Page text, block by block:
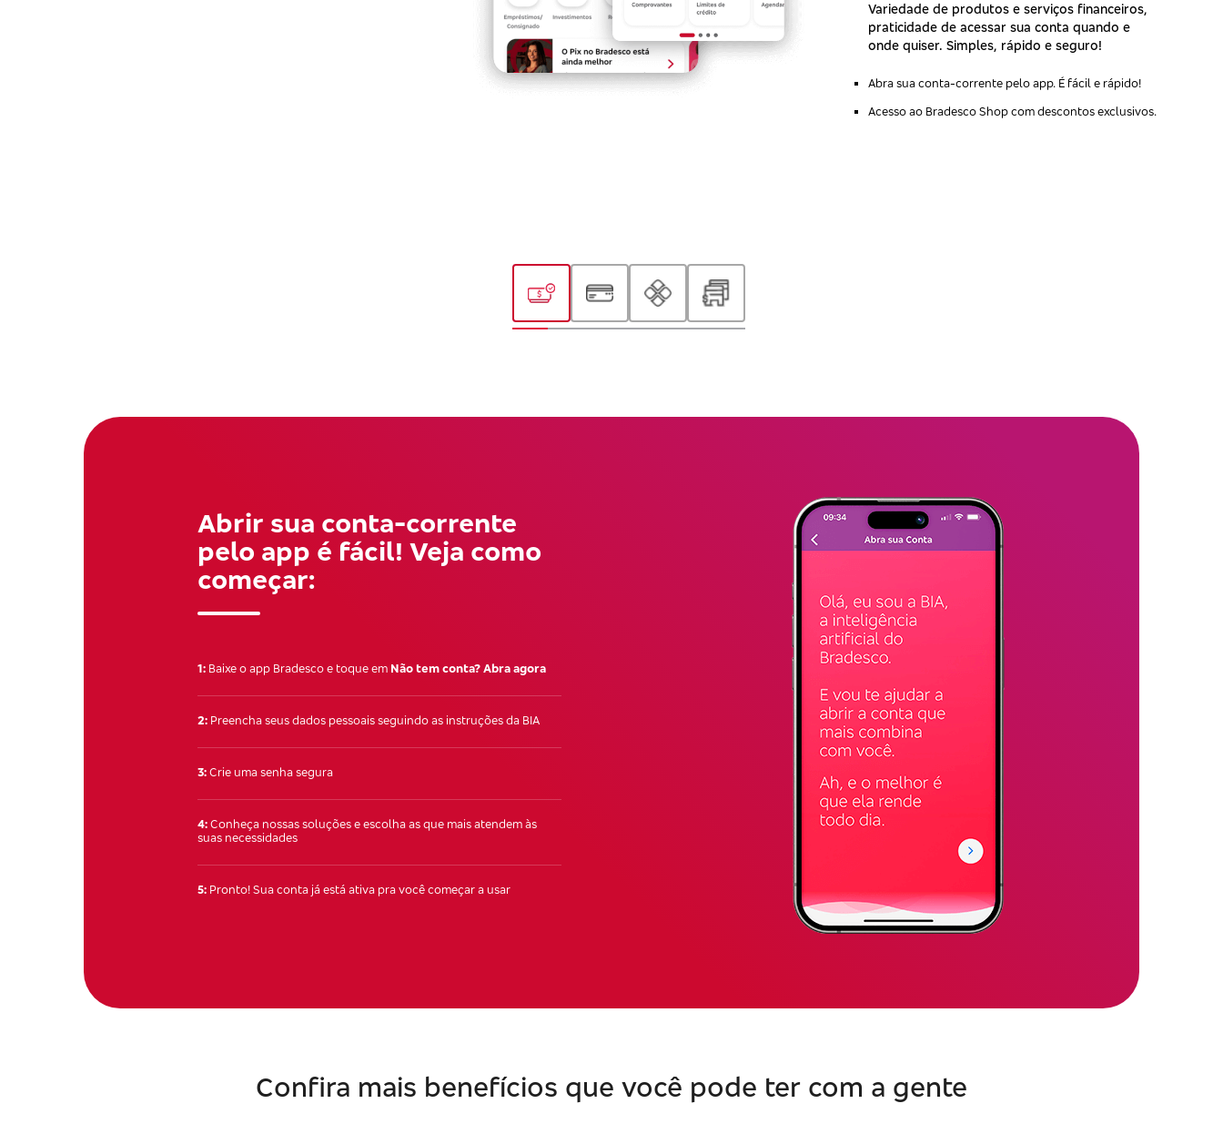
Variedade de produtos e serviços financeiros,
praticidade de acessar sua conta quando e
onde quiser. Simples, rápido e seguro!
Abra sua conta-corrente pelo app. É fácil e rápido!
Acesso ao Bradesco Shop com descontos exclusivos.
Abrir sua conta-corrente
pelo app é fácil! Veja como
começar:
1:Baixe o app Bradesco e toque em Não tem conta? Abra agora
2:Preencha seus dados pessoais seguindo as instruções da BIA
3:Crie uma senha segura
4:Conheça nossas soluções e escolha as que mais atendem às
suas necessidades
5:Pronto! Sua conta já está ativa pra você começar a usar
Confira mais benefícios que você pode ter com a gente​